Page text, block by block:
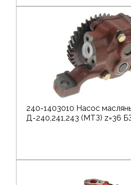
240-1403010 Насос
Д-240,241,243 (МТЗ) z=36